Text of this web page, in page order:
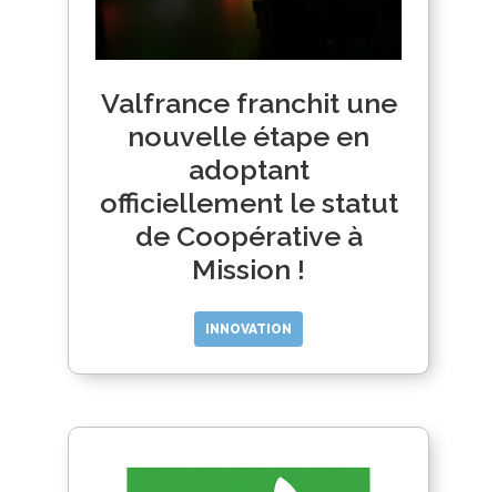
Valfrance franchit une
nouvelle étape en
adoptant
officiellement le statut
de Coopérative à
Mission !
INNOVATION